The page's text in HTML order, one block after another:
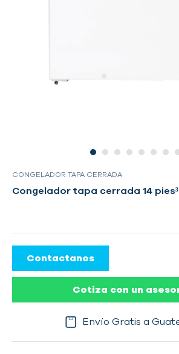
CONGELADOR TAPA CERRADA
Congelador tapa cerrada 14 pies³
Contactanos
Cotiza con un
Envío Gratis a